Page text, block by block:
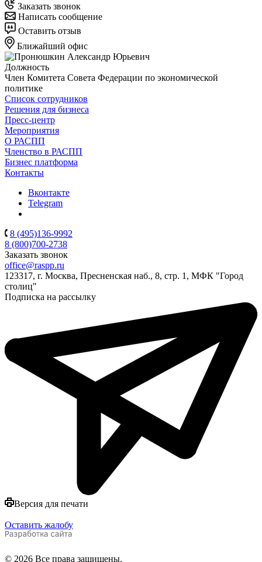
Заказать звонок
Написать сообщение
Оставить отзыв
Ближайший офис
Должность
Член Комитета Совета Федерации по экономической
политике
Список сотрудников
Решения для бизнеса
Пресс-центр
Мероприятия
О РАСПП
Членство в РАСПП
Бизнес платформа
Контакты
Вконтакте
Telegram
8 (495)136-9992
8 (800)700-2738
Заказать звонок
office@raspp.ru
123317, г. Москва, Пресненская наб., 8, стр. 1, МФК "Город
столиц"
Подписка на рассылку
Версия для печати
Оставить жалобу
© 2026 Все права защищены.